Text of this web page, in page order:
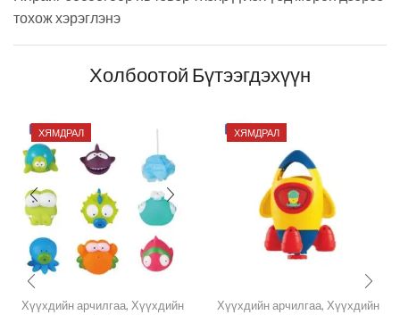
тохож хэрэглэнэ
Холбоотой Бүтээгдэхүүн
ХЯМДРАЛ
Хүүхдийн арчилгаа, Хүүхдийн
ХЯМДРАЛ
Хүүхдийн арчилгаа, Хүүхдийн